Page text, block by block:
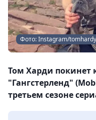
Фото: Instagram/tomhardy
Том Харди
"Гангстерленд"
третьем сезоне